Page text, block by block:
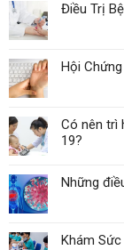
Điều Trị
Hội
Có nên trì
19?
Những
Khám